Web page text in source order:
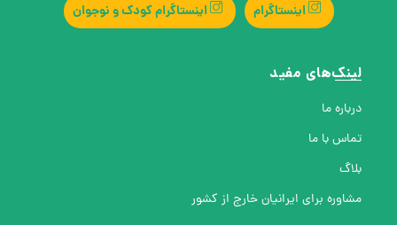
اینستاگرام اینستاگرام کودک و نوجوان
لینک‌های مفید
درباره ما
تماس با ما
بلاگ
مشاوره برای ایرانیان خارج از کشور